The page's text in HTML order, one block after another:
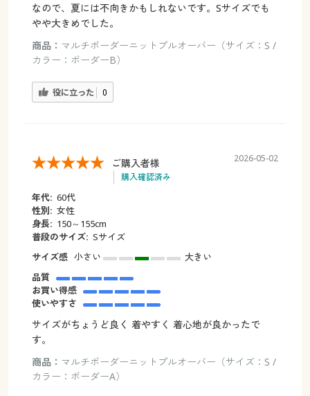
なので、夏には不向きかもしれないです。Sサイズでも
やや大きめでした。
商品： マルチボーダーニットプルオーバー（サイズ：S /
カラー：ボーダーB）
役に立った 0
ご購入者様
購入確認済み
2026-05-02
年代: 60代
性別: 女性
身長: 150～155cm
普段のサイズ: Sサイズ
サイズ感 小さい
大きい
品質
お買い得感
使いやすさ
サイズがちょうど良く 着やすく 着心地が良かったで
す。
商品： マルチボーダーニットプルオーバー（サイズ：S /
カラー：ボーダーA）